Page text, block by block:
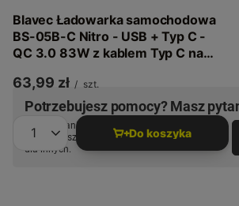
Blavec Ładowarka samochodowa
BS-05B-C Nitro - USB + Typ C -
QC 3.0 83W z kablem Typ C na
63,99 zł / szt.
Ilość produktów Do koszyka
Potrzebujesz pomocy? Masz
Zadaj pytanie a my odpowiemy niezwłocznie,
najciekawsze pytania i odpowiedzi publikując
dla innych.